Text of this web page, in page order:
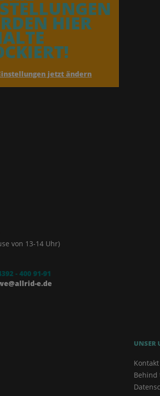
HIER
jetzt ändern
von 13-14 Uhr)
- 400 91-91
e.de
UNSER
Kontakt
Behind